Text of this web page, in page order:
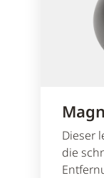
Dieser
die